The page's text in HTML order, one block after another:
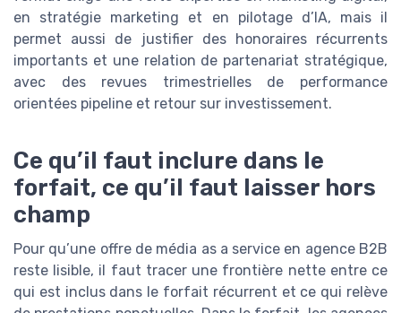
en stratégie marketing et en pilotage d’IA, mais il
permet aussi de justifier des honoraires récurrents
importants et une relation de partenariat stratégique,
avec des revues trimestrielles de performance
orientées pipeline et retour sur investissement.
Ce qu’il faut inclure dans le
forfait, ce qu’il faut laisser hors
champ
Pour qu’une offre de média as a service en agence B2B
reste lisible, il faut tracer une frontière nette entre ce
qui est inclus dans le forfait récurrent et ce qui relève